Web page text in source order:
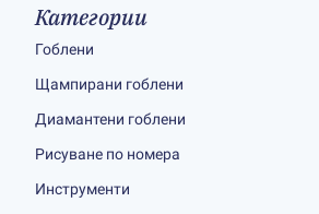
Категории
Гоблени
Щампирани гоблени
Диамантени гоблени
Рисуване по номера
Инструменти